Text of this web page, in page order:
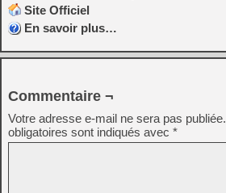
Site Officiel
En savoir plus…
Commentaire ¬
Votre adresse e-mail ne sera pas publiée.
obligatoires sont indiqués avec *